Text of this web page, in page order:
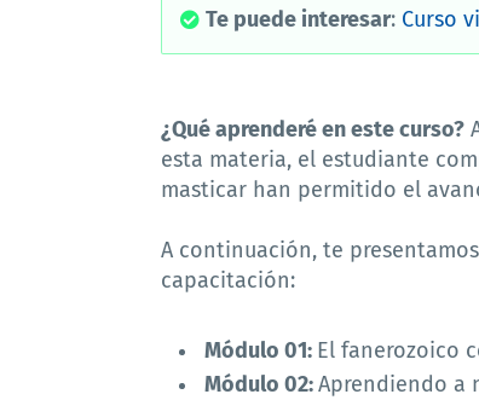
Te puede interesar: Curso
¿Qué aprenderé en este curso?
esta materia, el estudiante
masticar han permitido el
A continuación, te
capacitación:
Módulo 01: El fanerozoico
Módulo 02:Aprendiendo a